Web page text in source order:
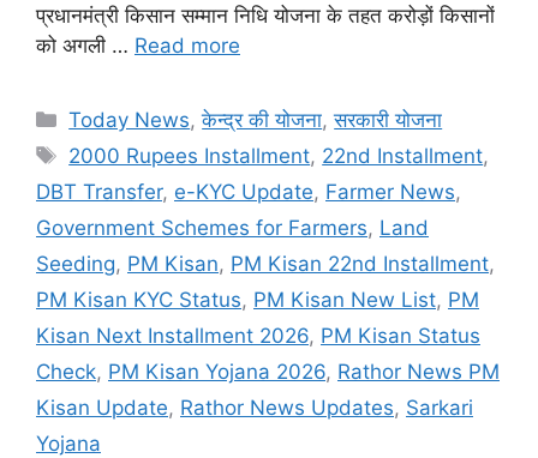
प्रधानमंत्री किसान सम्मान निधि योजना के तहत करोड़ों किसानों
को अगली … Read more
Categories
Today News,केन्द्र की योजना,सरकारी योजना
Tags
2000 Rupees Installment, 22nd Installment,
DBT Transfer, e-KYC Update, Farmer News,
Government Schemes for Farmers, Land
Seeding, PM Kisan, PM Kisan 22nd Installment,
PM Kisan KYC Status, PM Kisan New List, PM
Kisan Next Installment 2026, PM Kisan Status
Check, PM Kisan Yojana 2026, Rathor News PM
Kisan Update, Rathor News Updates, Sarkari
Yojana